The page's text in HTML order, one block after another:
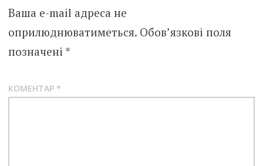
Ваша e-mail адреса не
оприлюднюватиметься. Обов’язкові поля
позначені *
КОМЕНТАР *